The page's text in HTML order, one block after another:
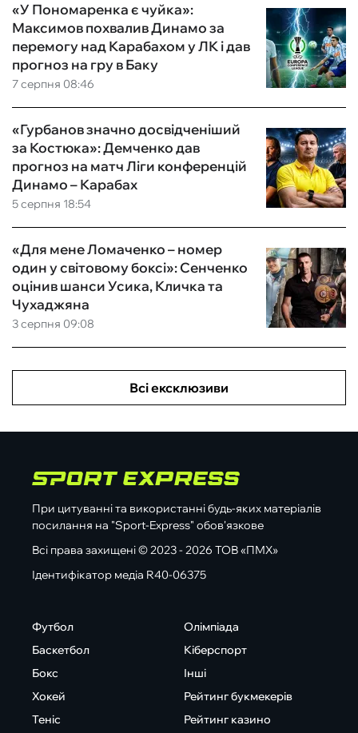
7 серпня 08:46
«У Пономаренка є чуйка»:
Максимов похвалив Динамо за
перемогу над Карабахом у ЛК і дав
прогноз на гру в Баку
5 серпня 18:54
«Гурбанов значно досвідченіший
за Костюка»: Демченко дав
прогноз на матч Ліги конференцій
Динамо – Карабах
3 серпня 09:08
«Для мене Ломаченко – номер
один у світовому боксі»: Сенченко
оцінив шанси Усика, Кличка та
Чухаджяна
Всі ексклюзиви
При цитуванні та використанні будь-яких матеріалів
посилання на "Sport-Express" обов'язкове
Всі права захищені © 2023 - 2026 ТОВ «ПМХ»
Ідентифікатор медіа R40-06375
Футбол
Баскетбол
Бокс
Хокей
Теніс
Олімпіада
Кіберспорт
Інші
Рейтинг букмекерів
Рейтинг казино